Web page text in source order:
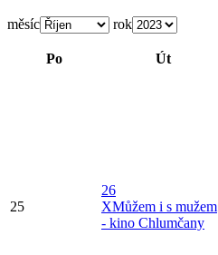
měsíc rok
Po Út
25
26
XMůžem i s mužem
- kino Chlumčany